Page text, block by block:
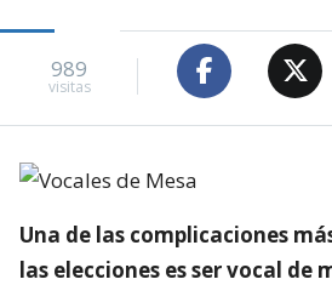
989
visitas
Una de las complicaciones
las elecciones es ser vocal de